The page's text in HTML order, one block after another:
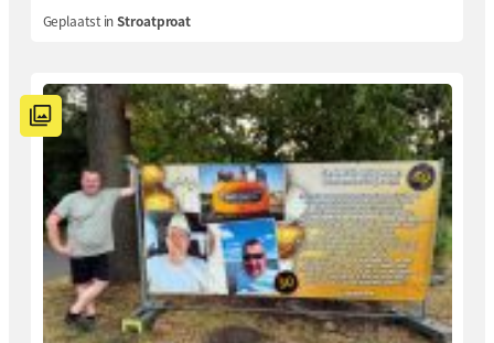
Geplaatst inStroatproat